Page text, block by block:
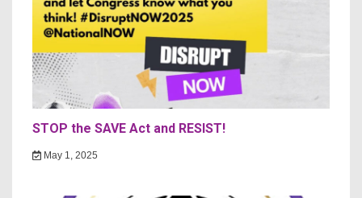
STOP the SAVE Act and RESIST!
May 1, 2025